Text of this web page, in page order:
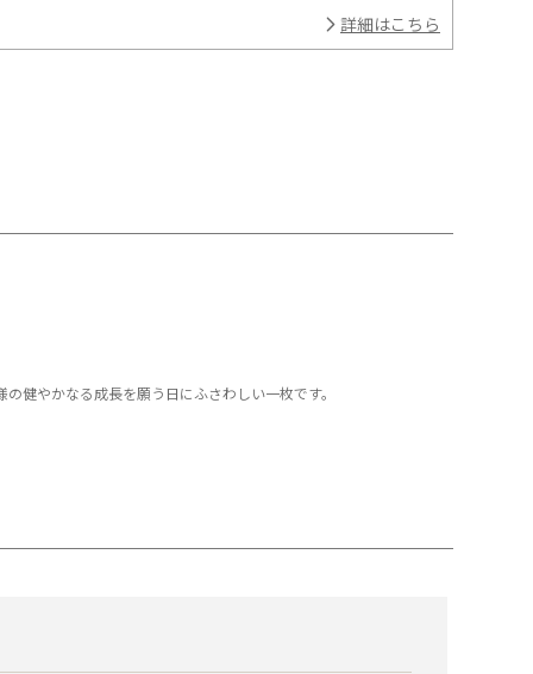
詳細はこちら
健やかなる成長を願う日にふさわしい一枚です。